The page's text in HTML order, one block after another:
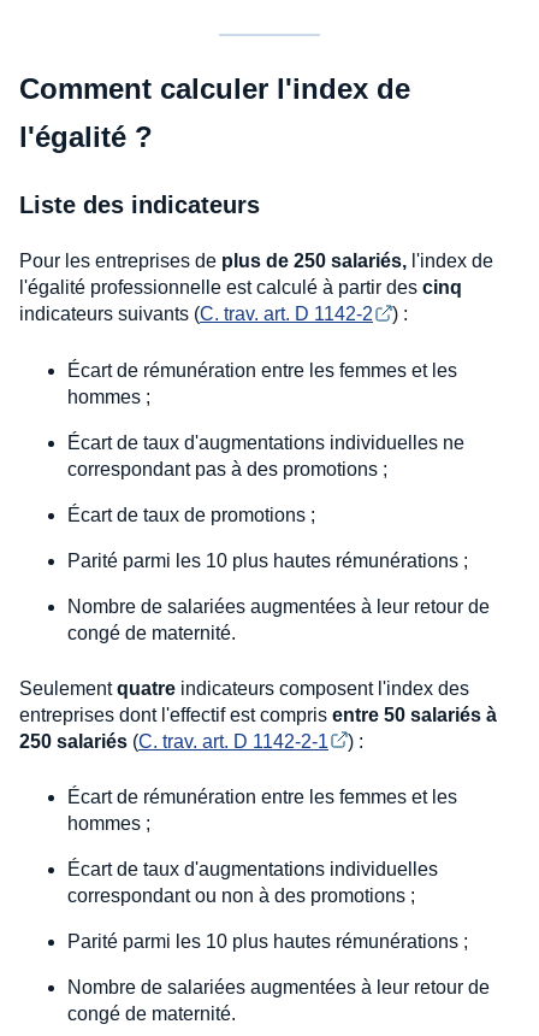
Comment calculer l'index de
l'égalité ?
Liste des indicateurs
Pour les entreprises de plus de 250 salariés, l'index de
l'égalité professionnelle est calculé à partir des cinq
indicateurs suivants (C. trav. art. D 1142-2 ) :
Écart de rémunération entre les femmes et les
hommes ;
Écart de taux d'augmentations individuelles ne
correspondant pas à des promotions ;
Écart de taux de promotions ;
Parité parmi les 10 plus hautes rémunérations ;
Nombre de salariées augmentées à leur retour de
congé de maternité.
Seulementquatre indicateurs composent l'index des
entreprises dont l'effectif est compris entre 50 salariés à
250 salariés (C. trav. art. D 1142-2-1 ) :
Écart de rémunération entre les femmes et les
hommes ;
Écart de taux d'augmentations individuelles
correspondant ou non à des promotions ;
Parité parmi les 10 plus hautes rémunérations ;
Nombre de salariées augmentées à leur retour de
congé de maternité.